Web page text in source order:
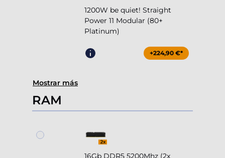
1200W be quiet! Straight
Power 11 Modular (80+
Platinum)
+224,90 €*
Mostrar más
RAM